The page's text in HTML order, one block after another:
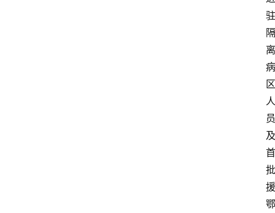
驻
隔
离
病
区
人
员
及
首
批
援
鄂